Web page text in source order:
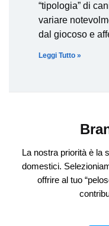
“tipologia” di
variare
dal giocoso e
Leggi Tutto »
La nostra priorità è la
domestici.
offrire al tuo